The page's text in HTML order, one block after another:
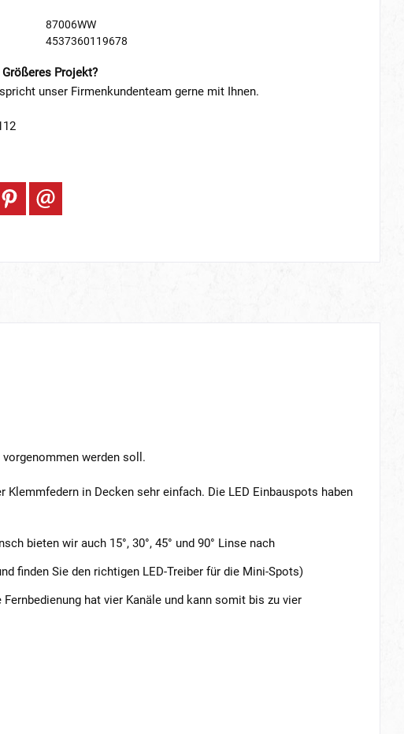
87006WW
4537360119678
Projekt?
unser Firmenkundenteam gerne mit Ihnen.
werden soll.
in Decken sehr einfach. Die LED Einbauspots haben
bieten wir auch 15°, 30°, 45° und 90° Linse nach
finden Sie den richtigen LED-Treiber für die Mini-Spots)
hat vier Kanäle und kann somit bis zu vier